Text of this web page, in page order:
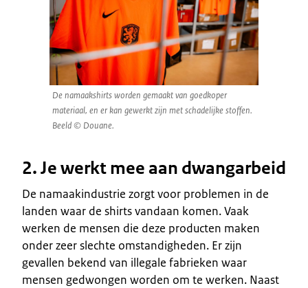
De namaakshirts worden gemaakt van goedkoper
materiaal, en er kan gewerkt zijn met schadelijke stoffen.
Beeld © Douane.
2. Je werkt mee aan dwangarbeid
De namaakindustrie zorgt voor problemen in de
landen waar de shirts vandaan komen. Vaak
werken de mensen die deze producten maken
onder zeer slechte omstandigheden. Er zijn
gevallen bekend van illegale fabrieken waar
mensen gedwongen worden om te werken. Naast